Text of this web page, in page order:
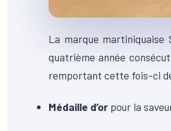
La marque
quatrième année
remportant cette fois-ci
Médaille d’or pour la